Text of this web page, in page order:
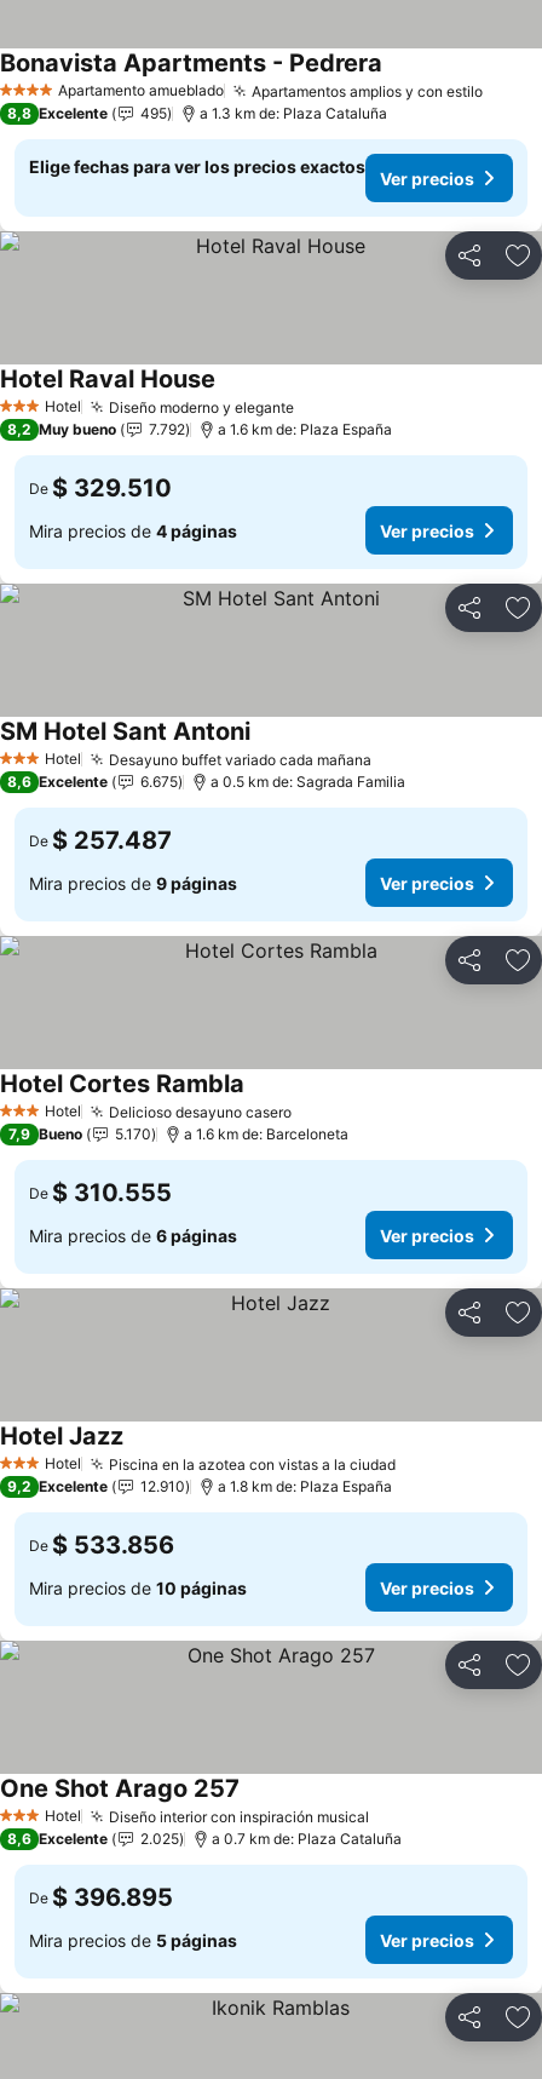
4 EstrellasApartamento amueblado Apartamentos amplios y con estiloVer
Bonavista Apartments - Pedrera
8,8 Excelente 495 a 1.3 km de: Plaza Cataluña
Elige fechas para ver los precios exactos
Ver precios
Compartir
3 Estrellas
Hotel Diseño moderno y eleganteVer precios
Hotel Raval House
8,2 Muy bueno 7.792 a 1.6 km de: Plaza España
De $ 329.510
Mira precios de 4 páginas Ver precios
Compartir
3 Estrellas
Hotel Desayuno buffet variado cada mañana
SM Hotel Sant AntoniVer precios
8,6 Excelente 6.675 a 0.5 km de: Sagrada Familia
De $ 257.487
Mira precios de 9 páginas Ver precios
Compartir
3 Estrellas
Hotel Delicioso desayuno caseroVer precios
Hotel Cortes Rambla
7,9 Bueno 5.170 a 1.6 km de: Barceloneta
De $ 310.555
Mira precios de 6 páginas Ver precios
Compartir
3 Estrellas
Hotel Piscina en la azotea con vistas a la ciudadVer precios
Hotel JazzVer precios
9,2 Excelente 12.910 a 1.8 km de: Plaza España
De $ 533.856
Mira precios de 10 páginas Ver precios
Compartir
3 Estrellas
Hotel Diseño interior con inspiración musical
One Shot Arago 257
8,6 Excelente 2.025 a 0.7 km de: Plaza Cataluña
De $ 396.895
Mira precios de 5 páginas Ver precios
Compartir